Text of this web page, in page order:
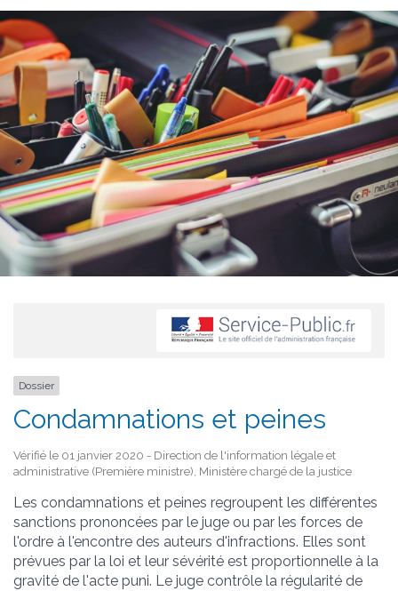
Dossier
Condamnations et peines
Vérifié le 01 janvier 2020 - Direction de l'information légale et
administrative (Première ministre), Ministère chargé de la justice
Les condamnations et peines regroupent les différentes
sanctions prononcées par le juge ou par les forces de
l'ordre à l'encontre des auteurs d'infractions. Elles sont
prévues par la loi et leur sévérité est proportionnelle à la
gravité de l'acte puni. Le juge contrôle la régularité de